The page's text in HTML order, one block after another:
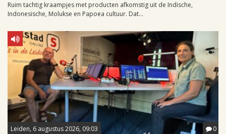
Ruim tachtig kraampjes met producten afkomstig uit de Indische,
Indonesische, Molukse en Papoea cultuur. Dat...
Leiden, 6 augustus 2026, 09:03 0